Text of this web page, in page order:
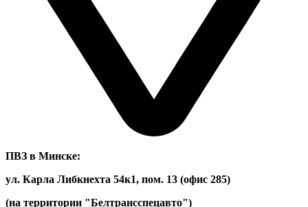
ПВЗ в Минске:
ул. Карла Либкнехта 54к1, пом. 13 (офис 285)
(на территории "Белтрансспецавто")